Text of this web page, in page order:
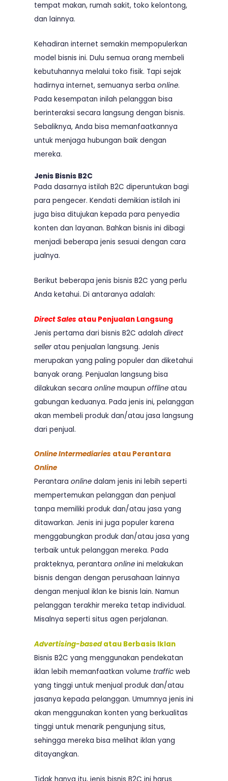
tempat makan, rumah sakit, toko kelontong,
dan lainnya.
Kehadiran internet semakin mempopulerkan
model bisnis ini. Dulu semua orang membeli
kebutuhannya melalui toko fisik. Tapi sejak
hadirnya internet, semuanya serba online.
Pada kesempatan inilah pelanggan bisa
berinteraksi secara langsung dengan bisnis.
Sebaliknya, Anda bisa memanfaatkannya
untuk menjaga hubungan baik dengan
mereka.
Jenis Bisnis B2C
Pada dasarnya istilah B2C diperuntukan bagi
para pengecer. Kendati demikian istilah ini
juga bisa ditujukan kepada para penyedia
konten dan layanan. Bahkan bisnis ini dibagi
menjadi beberapa jenis sesuai dengan cara
jualnya.
Berikut beberapa jenis bisnis B2C yang perlu
Anda ketahui. Di antaranya adalah:
Direct Sales atau Penjualan Langsung
Jenis pertama dari bisnis B2C adalah direct
selleratau penjualan langsung. Jenis
merupakan yang paling populer dan diketahui
banyak orang. Penjualan langsung bisa
dilakukan secara online maupun offlineatau
gabungan keduanya. Pada jenis ini, pelanggan
akan membeli produk dan/atau jasa langsung
dari penjual.
Online Intermediaries atau Perantara
Online
Perantara online dalam jenis ini lebih seperti
mempertemukan pelanggan dan penjual
tanpa memiliki produk dan/atau jasa yang
ditawarkan. Jenis ini juga populer karena
menggabungkan produk dan/atau jasa yang
terbaik untuk pelanggan mereka. Pada
prakteknya, perantara online ini melakukan
bisnis dengan dengan perusahaan lainnya
dengan menjual iklan ke bisnis lain. Namun
pelanggan terakhir mereka tetap individual.
Misalnya seperti situs agen perjalanan.
Advertising-basedatau Berbasis Iklan
Bisnis B2C yang menggunakan pendekatan
iklan lebih memanfaatkan volume traffic web
yang tinggi untuk menjual produk dan/atau
jasanya kepada pelanggan. Umumnya jenis ini
akan menggunakan konten yang berkualitas
tinggi untuk menarik pengunjung situs,
sehingga mereka bisa melihat iklan yang
ditayangkan.